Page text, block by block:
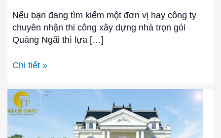
Nếu bạn đang tìm kiếm một đơn vị hay công ty
chuyên nhận thi công xây dựng nhà trọn gói
Quảng Ngãi thì lựa […]
Chi tiết »
Báo
giá
xây
nhà